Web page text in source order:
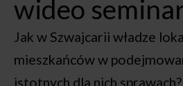
wideo
Jak w Szwajcarii władze
mieszkańców w
istotnych dla nich